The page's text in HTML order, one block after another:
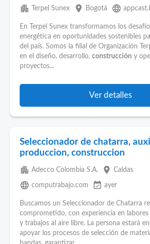
apartment Terpel Sunex place Bogotá language
En Terpel Sunex transformamos los
energética en oportunidades sostenibles
del país. Somos la filial de Organización
en el diseño, desarrollo, construcción y
proyectos...
Ver detalles
Seleccionador de chatarra,
produccion, construccion
apartment Adecco Colombia S.A. place Caldas
language computrabajo.com event_available ayer
Buscamos un Seleccionador de Chatarra
comprometido, con experiencia en labores
y trabajos al aire libre. La persona estará
apoyar los procesos de selección de